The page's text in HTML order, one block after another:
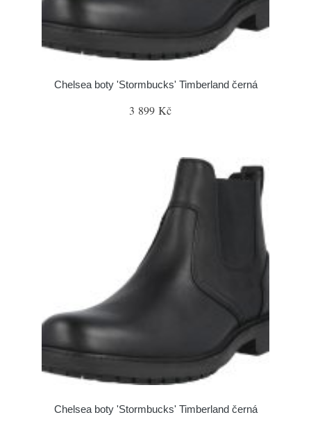
Chelsea boty 'Stormbucks' Timberland černá
3 899 Kč
Chelsea boty 'Stormbucks' Timberland černá